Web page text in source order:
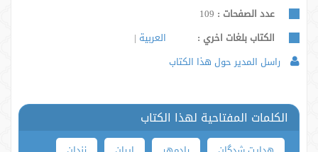
عدد الصفحات :
الكتاب بلغات اخري :
العربية
راسل المدير حول هذا الكتاب
الكلمات المفتاحية لهذا الكتاب